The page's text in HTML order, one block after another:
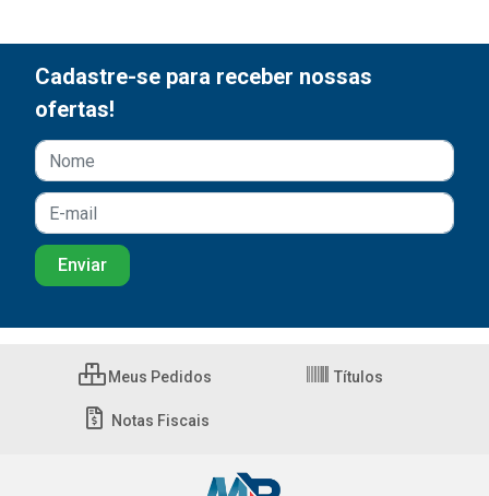
Cadastre-se para receber nossas
ofertas!
Meus Pedidos Títulos
Notas Fiscais